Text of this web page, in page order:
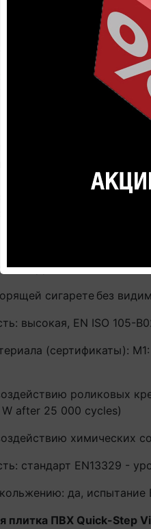
водостойкий
сопротивление:
Толщина защитного
и пятен (STAIN GUARD)
EN 1815: <2 kV
полом: Подходит для
с
температура ≤ 27°C.
напольного
эксплуатации.
испытание EN
трудно
сигаретебез
высокая, EN ISO 105-
(сертификаты):
роликовых
after 25 000 cycles)
химических
стандарт EN13329 -
да, испытание
плитка ПВХ Quick-Step